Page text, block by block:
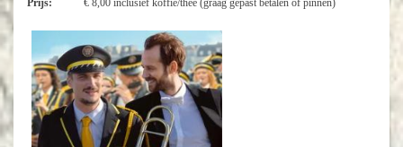
Prijs:
€ 8,00 inclusief koffie/thee (graag gepast betalen of pinnen)